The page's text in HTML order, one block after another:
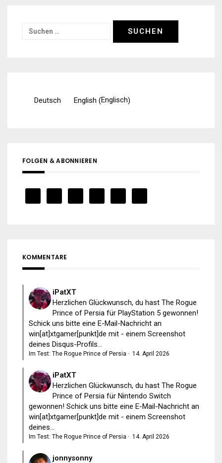
Suchen
Deutsch English (Englisch)
FOLGEN & ABONNIEREN
KOMMENTARE
iPatXT
Herzlichen Glückwunsch, du hast The Rogue
Prince of Persia für PlayStation 5 gewonnen!
Schick uns bitte eine E-Mail-Nachricht an
win[at]xtgamer[punkt]de mit - einem Screenshot
deines Disqus-Profils...
Im Test: The Rogue Prince of Persia · 14. April 2026
iPatXT
Herzlichen Glückwunsch, du hast The Rogue
Prince of Persia für Nintendo Switch
gewonnen! Schick uns bitte eine E-Mail-Nachricht an
win[at]xtgamer[punkt]de mit - einem Screenshot
deines...
Im Test: The Rogue Prince of Persia · 14. April 2026
jonnysonny